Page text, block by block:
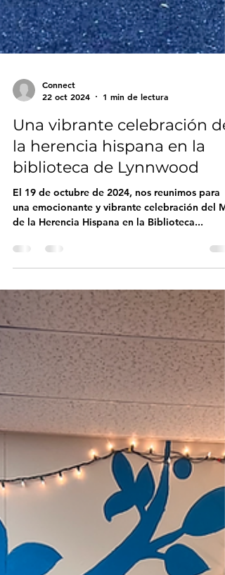
Connect
22 oct 2024
1 min de lectura
Una vibrante celebración de
la herencia hispana en la
biblioteca de Lynnwood
El 19 de octubre de 2024, nos reunimos para
de la Herencia Hispana en la Biblioteca...